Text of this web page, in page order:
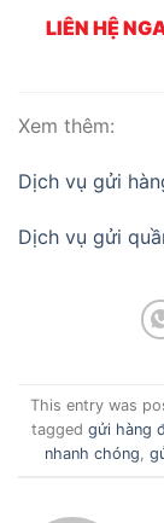
LIÊN HỆ
Xem thêm:
Dịch vụ gửi
Dịch vụ gửi
This entry was
tagged gửi hàng
nhanh chóng